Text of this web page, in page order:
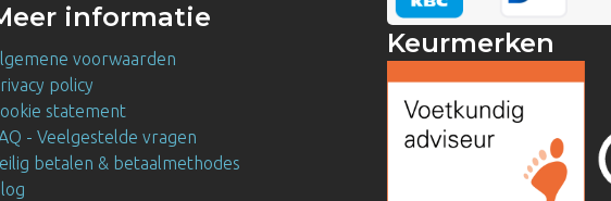
informatie
voorwaarden
policy
statement
- Veelgestelde vragen
betalen & betaalmethodes
Keurmerken